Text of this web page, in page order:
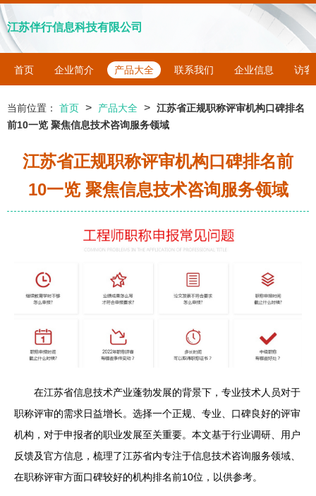
江苏伴行信息科技有限公司
首页 企业简介 产品大全 联系我们 企业信息 访客
当前位置： 首页 > 产品大全 > 江苏省正规职称评审机构口碑排名
前10一览 聚焦信息技术咨询服务领域
江苏省正规职称评审机构口碑排名前
10一览 聚焦信息技术咨询服务领域
在江苏省信息技术产业蓬勃发展的背景下，专业技术人员对于
职称评审的需求日益增长。选择一个正规、专业、口碑良好的评审
机构，对于申报者的职业发展至关重要。本文基于行业调研、用户
反馈及官方信息，梳理了江苏省内专注于信息技术咨询服务领域、
在职称评审方面口碑较好的机构排名前10位，以供参考。